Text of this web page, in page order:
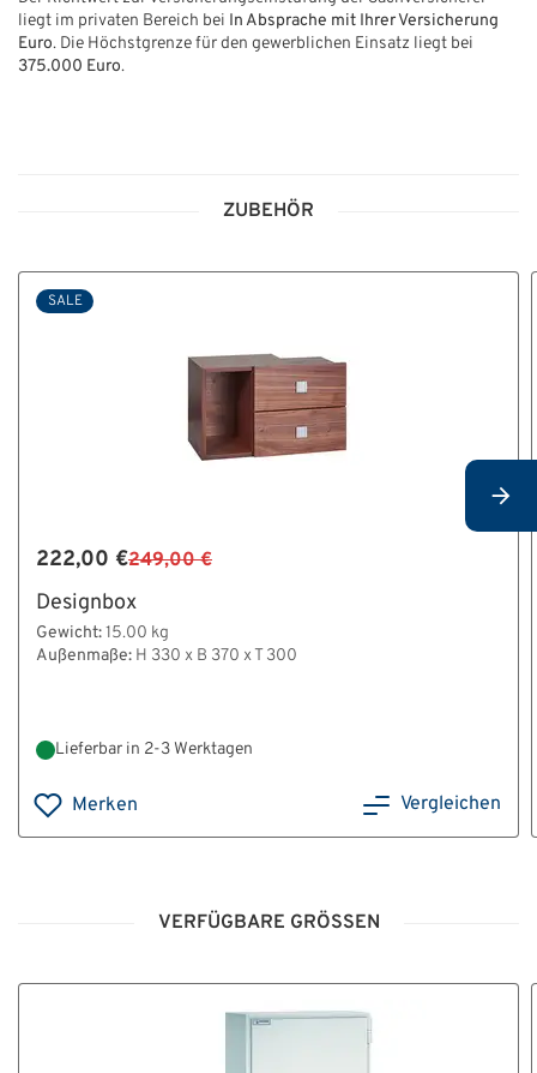
liegt im privaten Bereich bei In Absprache mit Ihrer Versicherung
Euro. Die Höchstgrenze für den gewerblichen Einsatz liegt bei
375.000 Euro.
ZUBEHÖR
SALE
222,00 €249,00 €
Designbox
Gewicht:15.00 kg
Außenmaße: H 330 x B 370 x T 300
Lieferbar in 2-3 Werktagen
Merken Vergleichen
VERFÜGBARE GRÖSSEN